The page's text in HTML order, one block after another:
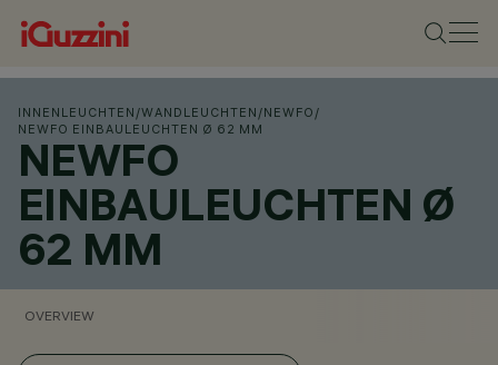
INNENLEUCHTEN /WANDLEUCHTEN /NEWFO /
NEWFO EINBAULEUCHTEN Ø 62 MM
NEWFO
EINBAULEUCHTEN Ø
62 MM
OVERVIEW